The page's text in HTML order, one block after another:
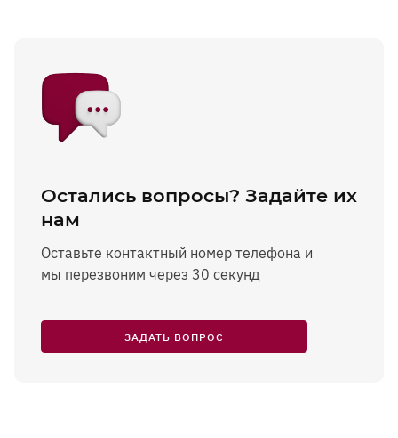
Остались вопросы? Задайте их
нам
Оставьте контактный номер телефона и
мы перезвоним через 30 секунд
ЗАДАТЬ ВОПРОС